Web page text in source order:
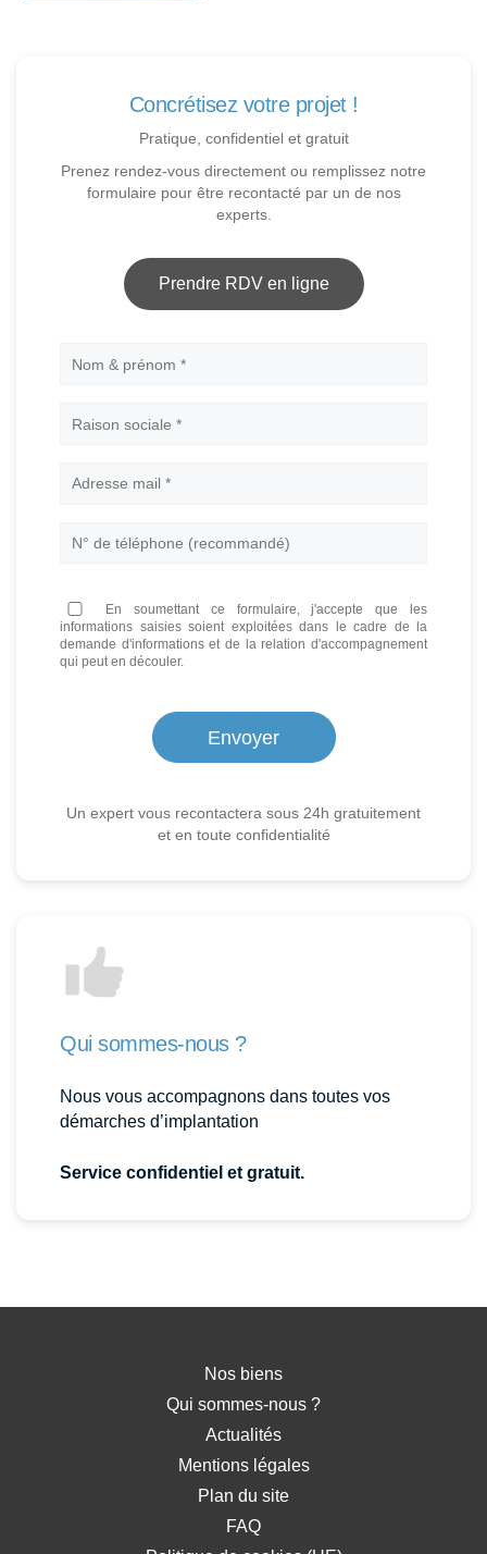
Concrétisez votre projet !
Pratique, confidentiel et gratuit
Prenez rendez-vous directement ou remplissez notre
formulaire pour être recontacté par un de nos
experts.
Prendre RDV en ligne
En soumettant ce formulaire, j'accepte que les
informations saisies soient exploitées dans le cadre de la
demande d'informations et de la relation d'accompagnement
qui peut en découler.
Un expert vous recontactera sous 24h gratuitement
et en toute confidentialité
Qui sommes-nous ?
Nous vous accompagnons dans toutes vos
démarches d’implantation
Service confidentiel et gratuit.
Nos biens
Qui sommes-nous ?
Actualités
Mentions légales
Plan du site
FAQ